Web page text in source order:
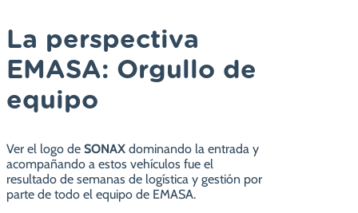
La perspectiva
EMASA: Orgullo de
equipo
Ver el logo de SONAX dominando la entrada y
acompañando a estos vehículos fue el
resultado de semanas de logística y gestión por
parte de todo el equipo de EMASA.